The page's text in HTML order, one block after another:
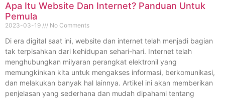
Apa Itu Website Dan Internet? Panduan Untuk
Pemula
2023-03-19 No Comments
Di era digital saat ini, website dan internet telah menjadi bagian
tak terpisahkan dari kehidupan sehari-hari. Internet telah
menghubungkan milyaran perangkat elektronil yang
memungkinkan kita untuk mengakses informasi, berkomunikasi,
dan melakukan banyak hal lainnya. Artikel ini akan memberikan
penjelasan yang sederhana dan mudah dipahami tentang